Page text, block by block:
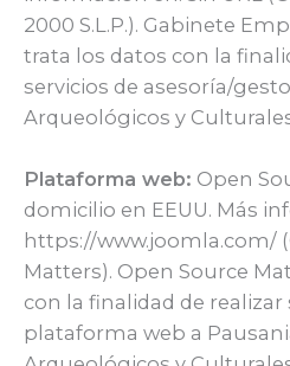
2000 S.L.P.). Gabinete
trata los datos con la
servicios de asesoría/
Arqueológicos y
Plataforma web: Open
domicilio en EEUU. Más
https://www.joomla.com/
Matters). Open Source
con la finalidad de realizar
plataforma web a